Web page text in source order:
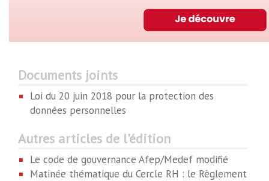
Documents joints
Loi du 20 juin 2018 pour la protection des
données personnelles
Autres articles de l'édition
Le code de gouvernance Afep/Medef modifié
Matinée thématique du Cercle RH : le Règlement